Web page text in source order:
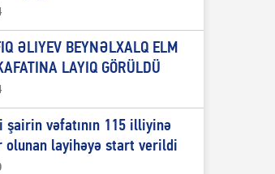
ƏLIYEV BEYNƏLXALQ ELM
LAYIQ GÖRÜLDÜ
şairin vəfatının 115 illiyinə
olunan layihəyə start verildi